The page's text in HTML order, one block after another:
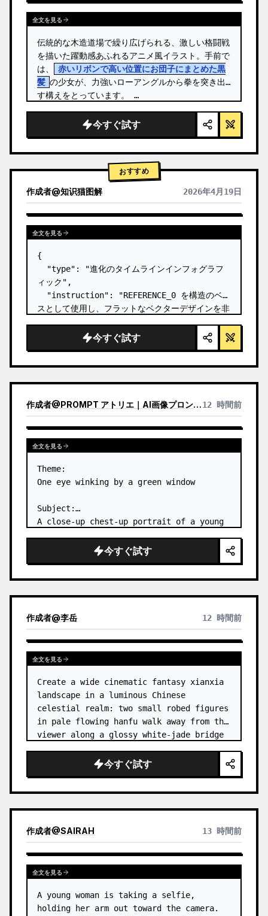
全文を見る
伝統的な木造道場で繰り広げられる、激しい格闘戦
を描いた躍動感あふれるアニメ風イラスト。手前で
は、
赤いリボンで高い位置にお団子にまとめた黒
髪 の少女が、力強いローアングルから拳を突き出
す構えをとっています。 …
今すぐ試す
おすすめ
作成者@知识猫图解 2026年4月19日
全文を見る
{
  "type": "進化のタイムラインインフォグラフ
ィック",
  "instruction": "REFERENCE_0 を構造のベー
スとして使用し、フラットなベクターデザインを非
てください。滑らかなスロープを個別の石の階段に
置き換え、すべての生物をフォトリアルな 3D モ
    "background": "{argument
name=\"background style\" default…
今すぐ試す
作成者@PROMPT アトリエ｜AI画像プロンプト 12 時間前
全文を見る
Theme:
One eye winking by a green window
Subject:
A close-up chest-up portrait of a young
leaning her cheek on one hand and
smiling with one eye closed at a wooden
今すぐ試す
作成者@李岳 12 時間前
全文を見る
Create a wide cinematic fantasy xianxia
landscape in a luminous Chinese
celestial realm: two small robed figures
in pale flowing hanfu walk away from the
viewer along a glossy white-jade bridge
rising from a mirror-still l…
今すぐ試す
作成者@SAIRAH 13 時間前
全文を見る
A young woman is taking a selfie,
holding her arm out toward the camera.